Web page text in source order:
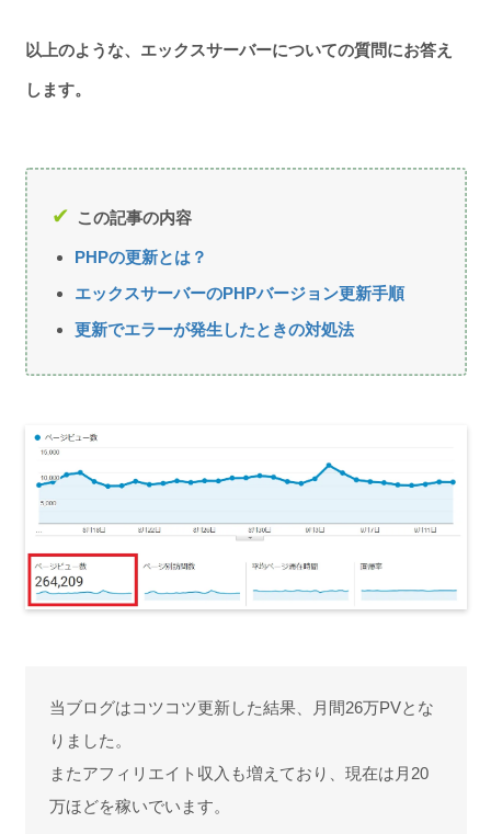
以上のような、エックスサーバーについての質問にお答え
します。
この記事の内容
PHPの更新とは？
エックスサーバーのPHPバージョン更新手順
更新でエラーが発生したときの対処法
当ブログはコツコツ更新した結果、月間26万PVとな
りました。
またアフィリエイト収入も増えており、現在は月20
万ほどを稼いでいます。